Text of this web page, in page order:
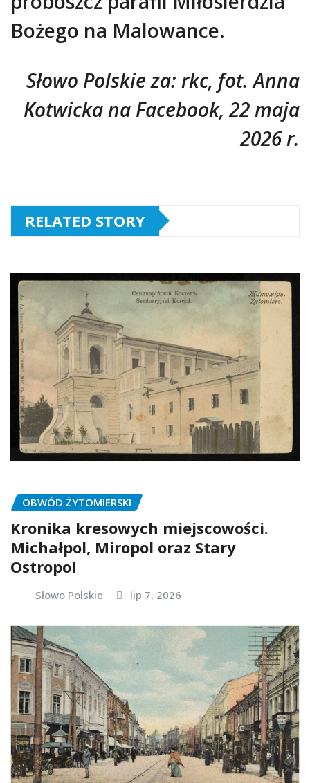
Bożego na Malowance.
Słowo Polskie za: rkc, fot. Anna
Kotwicka na Facebook, 22 maja
2026 r.
RELATED STORY
OBWÓD ŻYTOMIERSKI
Kronika kresowych miejscowości.
Michałpol, Miropol oraz Stary
Ostropol
Słowo Polskie lip 7, 2026